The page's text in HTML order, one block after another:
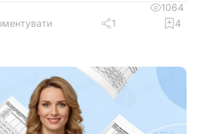
на новий стандарт «Купина»
отримувати нові
1064
1 4